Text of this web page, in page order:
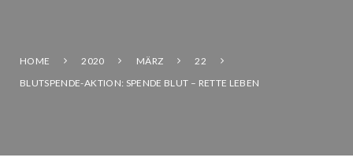
HOME 2020 MÄRZ
22
BLUTSPENDE-AKTION: SPENDE BLUT – RETTE LEBEN